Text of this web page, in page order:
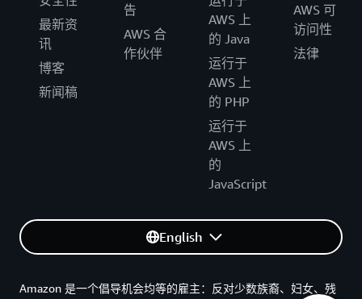
最新资
讯
博客
新闻稿
告
AWS 合
作伙伴
AWS 上
的 Java
运行于
AWS 上
的 PHP
运行于
AWS 上
的
JavaScript
AWS 可
访问性
法律
English
Amazon 是一个倡导机会均等的雇主：反对少数族裔、妇女、残